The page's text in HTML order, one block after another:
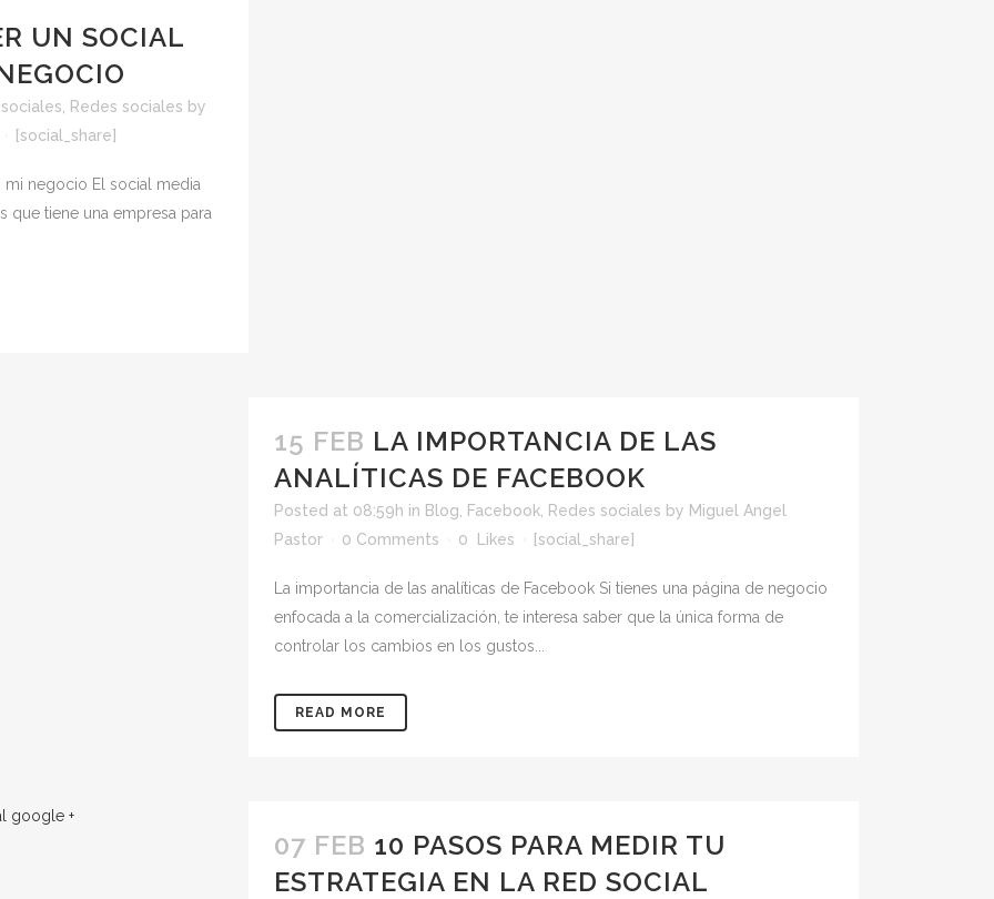
UN SOCIAL
Redes sociales by
[social_share]
negocio El social media
que tiene una empresa para
15 FEB LA IMPORTANCIA DE LAS
ANALÍTICAS DE FACEBOOK
Posted at 08:59h in Blog Facebook Redes sociales by Miguel Angel
Pastor
0 Comments 0 Likes [social_share]
La importancia de las analíticas de Facebook Si tienes una página de negocio
enfocada a la comercialización, te interesa saber que la única forma de
controlar los cambios en los gustos...
READ MORE
07 FEB 10 PASOS PARA MEDIR TU
ESTRATEGIA EN LA RED SOCIAL